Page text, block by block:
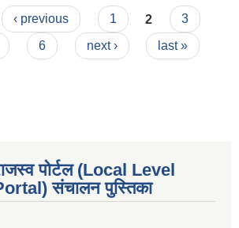
‹ previous 1 2
3
6 next › last »
पोर्टल (Local Level
संचालन पुस्तिका